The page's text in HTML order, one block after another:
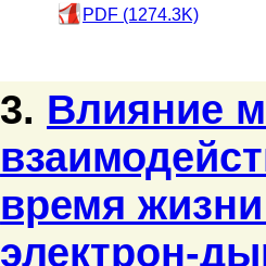
PDF (1274.3K)
3. Влияние
время
электрон-